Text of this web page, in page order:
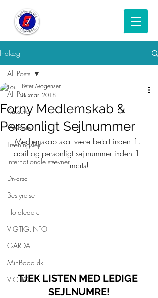
Indlæg
All Posts
Kasserer
Website
Træningslejr
Internationale stævner
Diverse
Bestyrelse
Holdledere
VIGTIG.INFO
GARDA
MinBaad.dk
VIGTIG
All Posts
Forny Medlemskab &
Personligt Sejlnummer
Peter Mogensen
8. mar. 2018
Medlemskab skal være betalt inden 1.
april og personligt sejlnummer inden 1.
marts!
TJEK LISTEN MED LEDIGE
SEJLNUMRE!